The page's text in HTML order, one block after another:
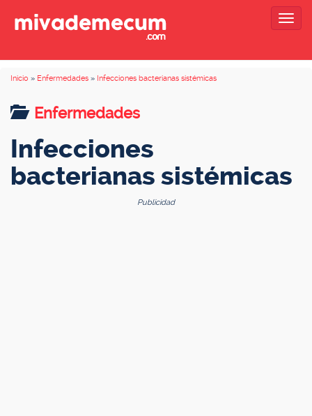
Inicio » Enfermedades » Infecciones bacterianas sistémicas
Enfermedades
Infecciones
bacterianas sistémicas
Publicidad